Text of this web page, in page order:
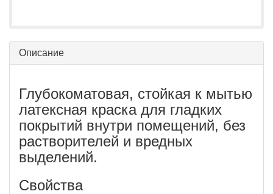
Описание
Глубокоматовая, стойкая к мытью
латексная краска для гладких
покрытий внутри помещений, без
растворителей и вредных
выделений.
Свойства